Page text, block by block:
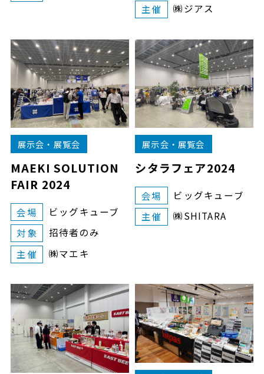
主催
㈱ジアス
展示会・展覧会
MAEKI SOLUTION
FAIR 2024
会場
ビッグキューブ
対象
招待者のみ
主催
㈱マエキ
展示会・展覧会
シタラフェア2024
会場
ビッグキューブ
主催
㈱SHITARA